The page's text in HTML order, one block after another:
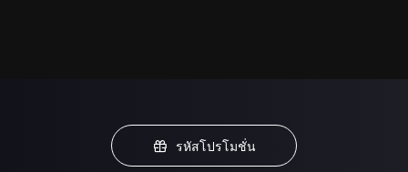
รหัสโปรโมชั่น